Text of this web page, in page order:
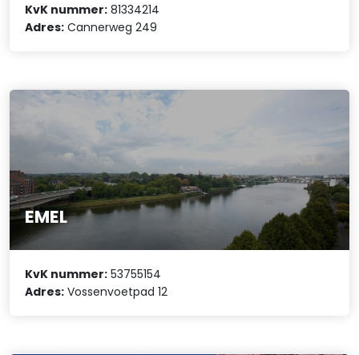
KvK nummer: 81334214
Adres: Cannerweg 249
EMEL
KvK nummer: 53755154
Adres: Vossenvoetpad 12